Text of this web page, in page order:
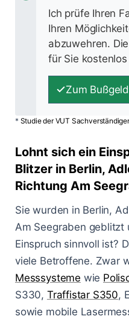
Ich prüfe Ihren
Ihren
abzuwehren.
für Sie
Zum
* Studie der VUT
Lohnt sich ein
Blitzer in Berlin,
Richtung Am
Sie wurden in Berlin,
Am Seegraben geblitzt
Einspruch sinnvoll ist?
viele Betroffene. Zwar
Messsysteme wie
S330, Traffistar S350,
sowie mobile